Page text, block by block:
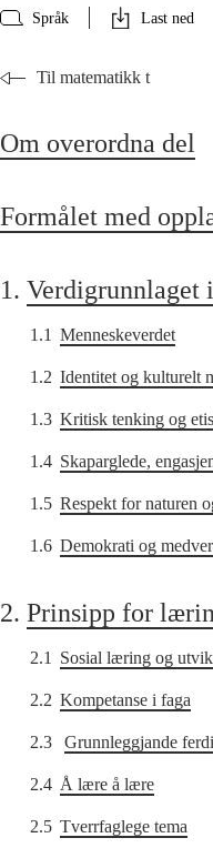
Språk Last ned
Til matematikk t
Om overordna del
Formålet med
1. Verdigrunnlaget
1.1 Menneskeverdet
1.2 Identitet og kulturelt
1.3 Kritisk tenking og
1.4 Skaparglede,
1.5 Respekt for naturen
1.6 Demokrati og
2. Prinsipp for
2.1 Sosial læring og
2.2 Kompetanse i faga
2.3 Grunnleggjande
2.4 Å lære å lære
2.5 Tverrfaglege tema